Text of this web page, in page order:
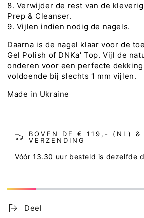
8. Verwijder de rest van de
Prep & Cleanser.
9. Vijlen indien nodig de nagels.
Daarna is de nagel klaar voor de
Gel Polish of DNKa' Top. Vijl de
onderen voor een perfecte
voldoende bij slechts 1 mm vijlen.
Made in Ukraine
BOVEN DE € 119,- (NL) &
VERZENDING
Vóór 13.30 uur besteld is dezelfde
Deel